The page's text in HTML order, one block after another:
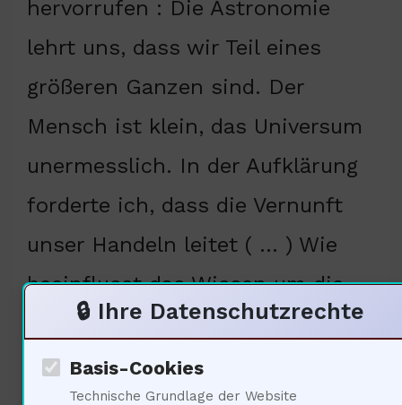
hervorrufen : Die Astronomie
lehrt uns, dass wir Teil eines
größeren Ganzen sind. Der
Mensch ist klein, das Universum
unermesslich. In der Aufklärung
forderte ich, dass die Vernunft
unser Handeln leitet ( … ) Wie
beeinflusst das Wissen um die
Sterne unser ethisches Handeln?
Ich frage den Sozial-Experten.
🔒 Ihre Datenschutzrechte
Basis-Cookies
Technische Grundlage der Website